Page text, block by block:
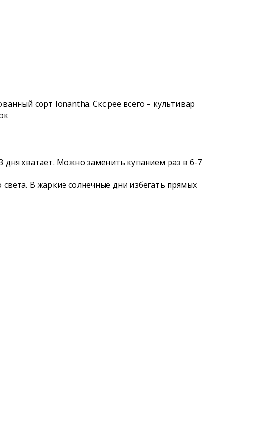
сорт Ionantha. Скорее всего – культивар
дня хватает. Можно заменить купанием раз в 6-7
В жаркие солнечные дни избегать прямых